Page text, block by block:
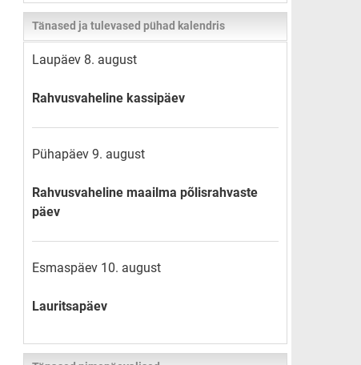
lehelt
Tänased ja tulevased pühad kalendris
Laupäev 8. august
Rahvusvaheline kassipäev
Pühapäev 9. august
Rahvusvaheline maailma põlisrahvaste
päev
Esmaspäev 10. august
Lauritsapäev